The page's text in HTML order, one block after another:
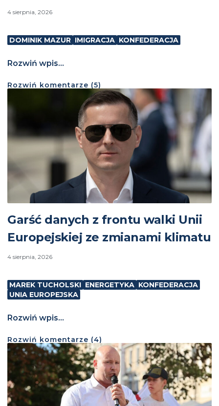
4 sierpnia, 2026
DOMINIK MAZUR IMIGRACJA KONFEDERACJA
Rozwiń wpis...
Rozwiń komentarze (5)
Garść danych z frontu walki Unii
Europejskiej ze zmianami klimatu
4 sierpnia, 2026
MAREK TUCHOLSKI ENERGETYKA KONFEDERACJA
UNIA EUROPEJSKA
Rozwiń wpis...
Rozwiń komentarze (4)